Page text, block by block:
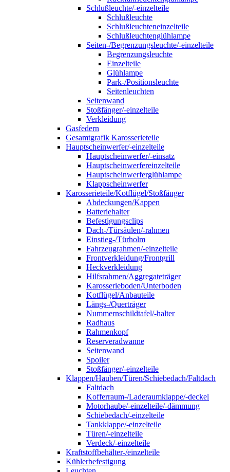
Schlußleuchte/-einzelteile
Schlußleuchte
Schlußleuchteneinzelteile
Schlußleuchtenglühlampe
Seiten-/Begrenzungsleuchte/-einzelteile
Begrenzungsleuchte
Einzelteile
Glühlampe
Park-/Positionsleuchte
Seitenleuchten
Seitenwand
Stoßfänger/-einzelteile
Verkleidung
Gasfedern
Gesamtgrafik Karosserieteile
Hauptscheinwerfer/-einzelteile
Hauptscheinwerfer/-einsatz
Hauptscheinwerfereinzelteile
Hauptscheinwerferglühlampe
Klappscheinwerfer
Karosserieteile/Kotflügel/Stoßfänger
Abdeckungen/Kappen
Batteriehalter
Befestigungsclips
Dach-/Türsäulen/-rahmen
Einstieg-/Türholm
Fahrzeugrahmen/-einzelteile
Frontverkleidung/Frontgrill
Heckverkleidung
Hilfsrahmen/Aggregateträger
Karosserieboden/Unterboden
Kotflügel/Anbauteile
Längs-/Querträger
Nummernschildtafel/-halter
Radhaus
Rahmenkopf
Reserveradwanne
Seitenwand
Spoiler
Stoßfänger/-einzelteile
Klappen/Hauben/Türen/Schiebedach/Faltdach
Faltdach
Kofferraum-/Laderaumklappe/-deckel
Motorhaube/-einzelteile/-dämmung
Schiebedach/-einzelteile
Tankklappe/-einzelteile
Türen/-einzelteile
Verdeck/-einzelteile
Kraftstoffbehälter-/einzelteile
Kühlerbefestigung